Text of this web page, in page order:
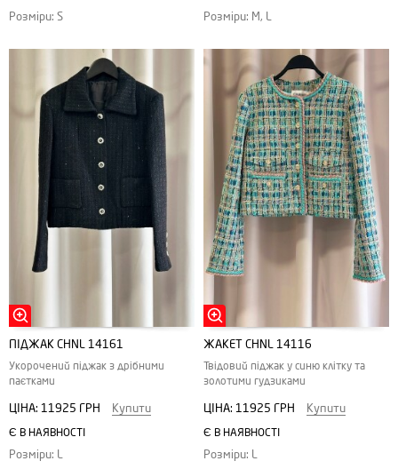
Розміри: S Розміри: M, L
ПІДЖАК CHNL 14161
Укорочений піджак з дрібними
паєтками
ЦІНА: 11925 ГРН Купити
Є В НАЯВНОСТІ
Розміри: L
ЖАКЕТ CHNL 14116
Твідовий піджак у синю клітку та
золотими гудзиками
ЦІНА: 11925 ГРН Купити
Є В НАЯВНОСТІ
Розміри: L